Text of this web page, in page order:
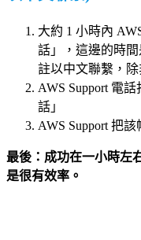
大約 1 小時內
話」，這邊的時
註以中文聯繫，
AWS Support 電
話」
AWS Support 把
最後：成功在一小時左
是很有效率。